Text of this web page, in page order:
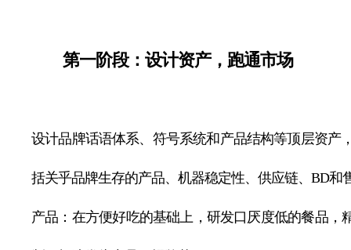
第一阶段：设计资产，跑通市场
设计品牌话语体系、符号系统和产品结构等顶层资产
括关乎品牌生存的产品、机器稳定性、供应链、BD和
产品：在方便好吃的基础上，研发口厌度低的餐品，